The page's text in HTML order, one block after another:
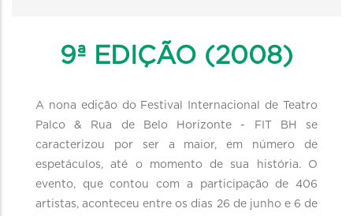
9ª EDIÇÃO (2008)
A nona edição do Festival Internacional de Teatro
Palco & Rua de Belo Horizonte - FIT BH se
caracterizou por ser a maior, em número de
espetáculos, até o momento de sua história. O
evento, que contou com a participação de 406
artistas, aconteceu entre os dias 26 de junho e 6 de